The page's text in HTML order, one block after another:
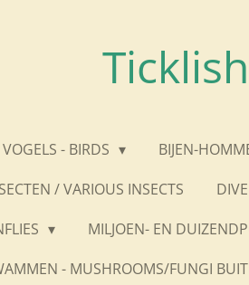
VOGELS - BIRDS BIJEN-
/ VARIOUS INSECTS
MILJOEN- EN
- MUSHROOMS/FUNGI